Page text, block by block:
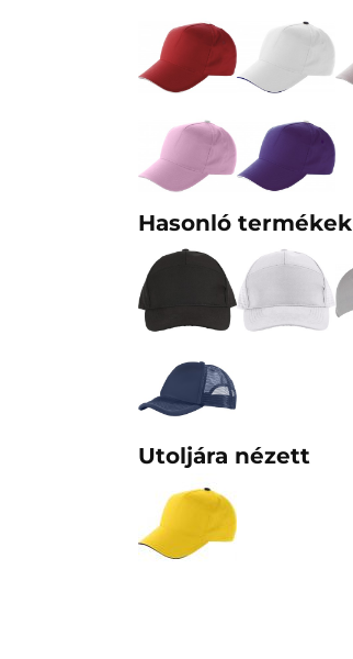
Hasonló termékek
Utoljára nézett